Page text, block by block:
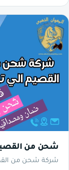
شحن من القصيم
شركة شحن من